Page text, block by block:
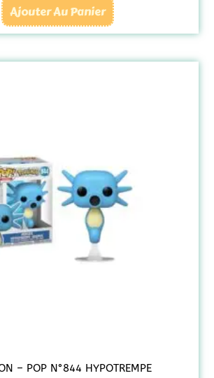
Ajouter Au Panier
– POP N°844 HYPOTREMPE